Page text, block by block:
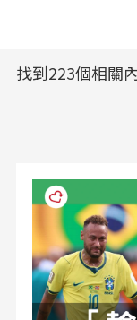
找到223個相關